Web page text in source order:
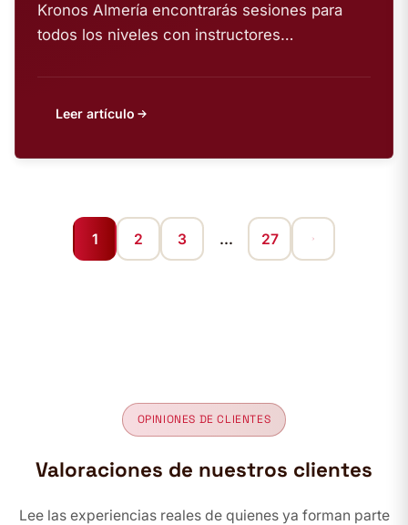
Kronos Almería encontrarás sesiones para
todos los niveles con instructores
Leer artículo
1 2 3 … 27
OPINIONES DE CLIENTES
Valoraciones de nuestros clientes
Lee las experiencias reales de quienes ya forman parte